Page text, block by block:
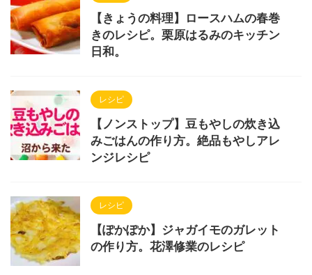
【きょうの料理】ロースハムの春巻
きのレシピ。栗原はるみのキッチン
日和。
レシピ
【ノンストップ】豆もやしの炊き込
みごはんの作り方。絶品もやしアレ
ンジレシピ
レシピ
【ぽかぽか】ジャガイモのガレット
の作り方。花澤修業のレシピ